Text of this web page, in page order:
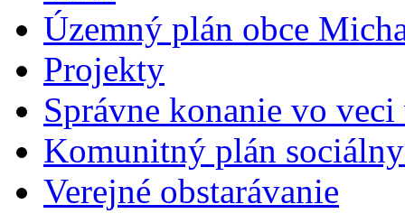
Územný plán obce
Projekty
Správne konanie vo
Komunitný plán
Verejné obstarávanie